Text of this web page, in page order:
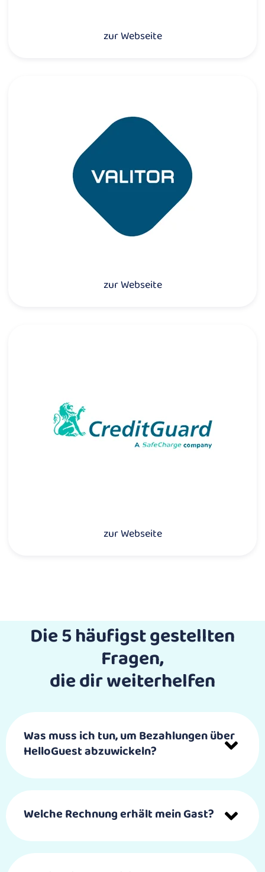
zur Webseite
zur Webseite
zur Webseite
Die 5 häufigst gestellten
Fragen,
die dir weiterhelfen
Was muss ich tun, um Bezahlungen über
HelloGuest abzuwickeln?
Welche Rechnung erhält mein Gast?